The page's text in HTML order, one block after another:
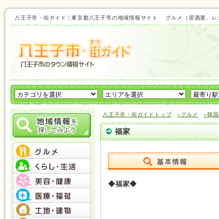
八王子市・街ガイド | 東京都八王子市の地域情報サイト グルメ（居酒屋、
八王子市・街ガイドトップ »グルメ »韓
福家
◆福家◆